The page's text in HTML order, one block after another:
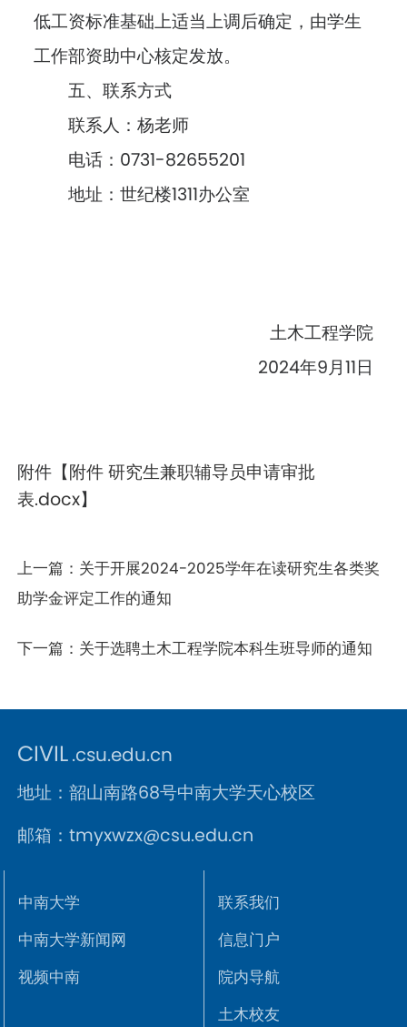
低工资标准基础上适当上调后确定，由学生
工作部资助中心核定发放。
五、联系方式
联系人：杨老师
电话：0731-82655201
地址：世纪楼1311办公室
土木工程学院
2024年9月11日
附件【附件 研究生兼职辅导员申请审批
表.docx】
上一篇： 关于开展2024-2025学年在读研究生各类奖
助学金评定工作的通知
下一篇： 关于选聘土木工程学院本科生班导师的通知
CIVIL.csu.edu.cn
地址：韶山南路68号中南大学天心校区
邮箱：tmyxwzx@csu.edu.cn
中南大学
中南大学新闻网
视频中南
联系我们
信息门户
院内导航
土木校友